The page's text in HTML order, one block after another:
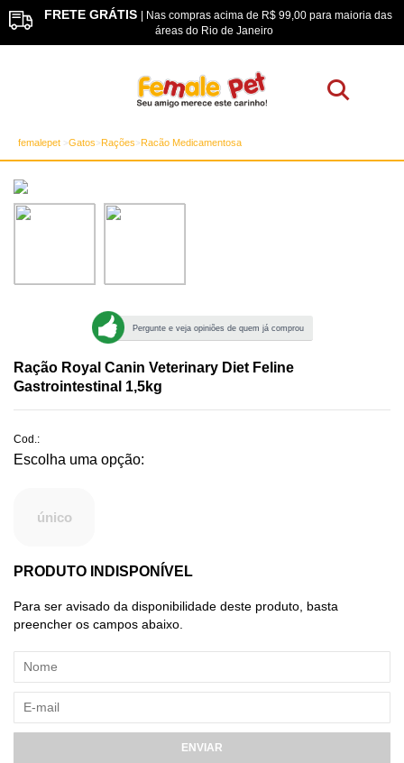
FRETE GRÁTIS | Nas compras acima de R$ 99,00 para maioria das
áreas do Rio de Janeiro
femalepet Gatos Rações Racão Medicamentosa
Pergunte e veja opiniões de quem já comprou
Ração Royal Canin Veterinary Diet Feline
Gastrointestinal 1,5kg
Cod.:
único
PRODUTO INDISPONÍVEL
Para ser avisado da disponibilidade deste produto, basta
preencher os campos abaixo.
ENVIAR